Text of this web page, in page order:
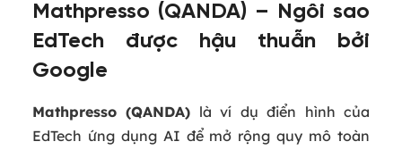
Mathpresso (QANDA) – Ngôi sao
EdTech được hậu thuẫn bởi
Google
Mathpresso (QANDA) là ví dụ điển hình của
EdTech ứng dụng AI để mở rộng quy mô toàn